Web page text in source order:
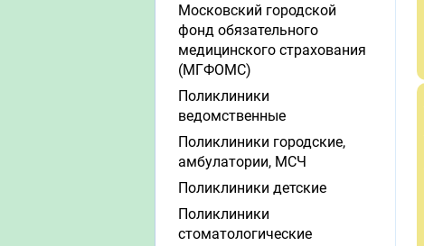
Московский городской
фонд обязательного
медицинского страхования
(МГФОМС)
Поликлиники
ведомственные
Поликлиники городские,
амбулатории, МСЧ
Поликлиники детские
Поликлиники
стоматологические